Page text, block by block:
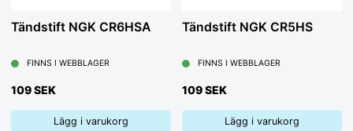
Tändstift NGK CR6HSA
FINNS I WEBBLAGER
109 SEK
Lägg i varukorg
Tändstift NGK CR5HS
FINNS I WEBBLAGER
109 SEK
Lägg i varukorg